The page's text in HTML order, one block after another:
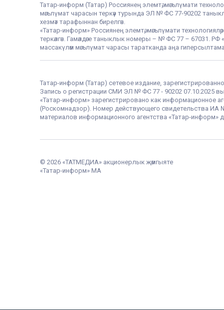
Татар-информ (Татар) Россиянең элемтә, мәгълүмати
мәгълүмат чарасын теркәү турында ЭЛ № ФС 77-90202
хезмәт тарафыннан бирелгән.
«Татар-информ» Россиянең элемтә, мәгълүмати
теркәлгән. Гамәлдәге таныклык номеры – № ФС 77 – 67031.
массакүләм мәгълүмат чарасы таратканда аңа
Татар-информ (Татар) сетевое издание,
Запись о регистрации СМИ ЭЛ № ФС 77 - 90202 07.10.2025
«Татар-информ» зарегистрировано как информационное
(Роскомнадзор). Номер действующего свидетельства ИА
материалов информационного агентства «Татар-информ»
© 2026 «ТАТМЕДИА» акционерлык җәмгыяте
«Татар-информ» МА